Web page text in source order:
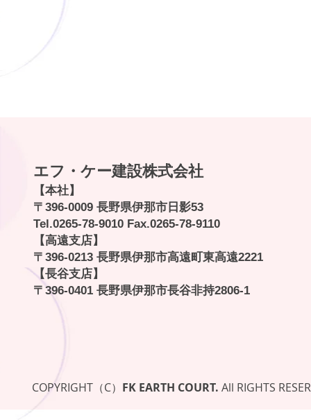
付き
エフ・ケー建設株式会社
【本社】
〒396-0009 長野県伊那市日影53
Tel.0265-78-9010 Fax.0265-78-9110
【高遠支店】
〒396-0213 長野県伊那市高遠町東高遠2221
【長谷支店】
〒396-0401 長野県伊那市長谷非持2806-1
COPYRIGHT（C） FK EARTH COURT. All RIGHTS